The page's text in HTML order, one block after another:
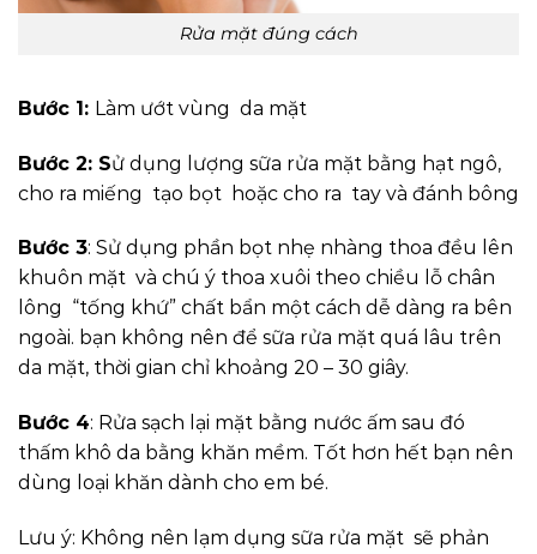
Rửa mặt đúng cách
Bước 1: Làm ướt vùng da mặt
Bước 2: Sử dụng lượng sữa rửa mặt bằng hạt ngô,
cho ra miếng tạo bọt hoặc cho ra tay và đánh bông
Bước 3: Sử dụng phần bọt nhẹ nhàng thoa đều lên
khuôn mặt và chú ý thoa xuôi theo chiều lỗ chân
lông “tống khứ” chất bẩn một cách dễ dàng ra bên
ngoài. bạn không nên để sữa rửa mặt quá lâu trên
da mặt, thời gian chỉ khoảng 20 – 30 giây.
Bước 4: Rửa sạch lại mặt bằng nước ấm sau đó
thấm khô da bằng khăn mềm. Tốt hơn hết bạn nên
dùng loại khăn dành cho em bé.
Lưu ý: Không nên lạm dụng sữa rửa mặt sẽ phản